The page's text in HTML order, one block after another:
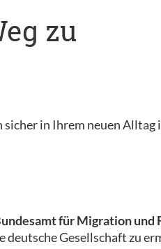
zu
in Ihrem neuen Alltag
für Migration und
Gesellschaft zu